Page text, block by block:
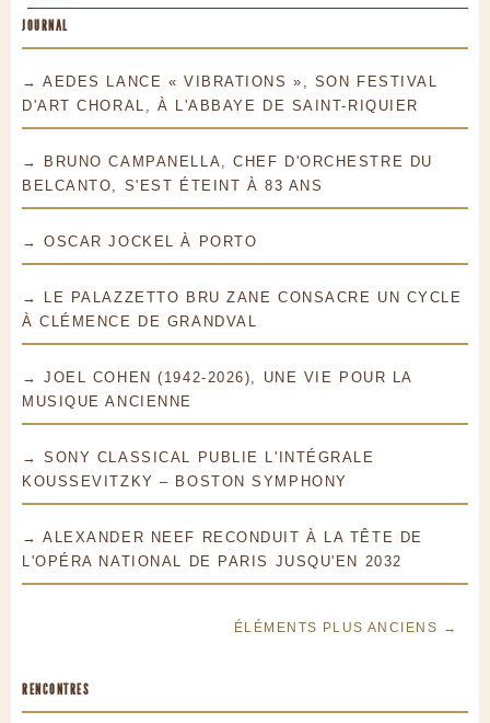
JOURNAL
→ AEDES LANCE « VIBRATIONS », SON FESTIVAL
D'ART CHORAL, À L'ABBAYE DE SAINT-RIQUIER
→ BRUNO CAMPANELLA, CHEF D'ORCHESTRE DU
BELCANTO, S'EST ÉTEINT À 83 ANS
→ OSCAR JOCKEL À PORTO
→ LE PALAZZETTO BRU ZANE CONSACRE UN CYCLE
À CLÉMENCE DE GRANDVAL
→ JOEL COHEN (1942-2026), UNE VIE POUR LA
MUSIQUE ANCIENNE
→ SONY CLASSICAL PUBLIE L'INTÉGRALE
KOUSSEVITZKY – BOSTON SYMPHONY
→ ALEXANDER NEEF RECONDUIT À LA TÊTE DE
L'OPÉRA NATIONAL DE PARIS JUSQU'EN 2032
ÉLÉMENTS PLUS ANCIENS →
RENCONTRES